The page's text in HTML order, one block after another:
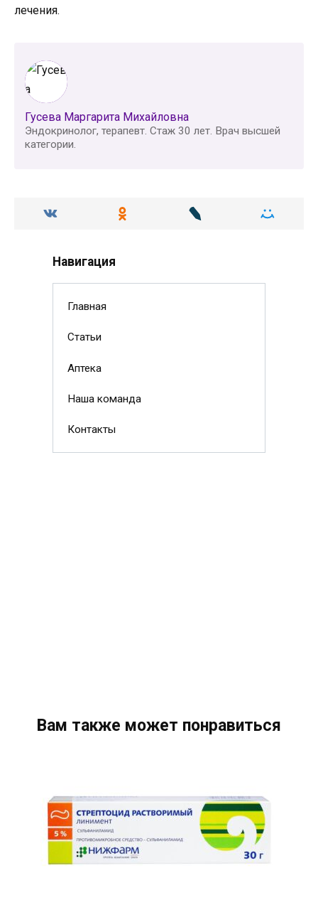
лечения.
Гусева Маргарита Михайловна
Эндокринолог, терапевт. Стаж 30 лет. Врач высшей
категории.
Навигация
Главная
Статьи
Аптека
Наша команда
Контакты
Вам также может понравиться